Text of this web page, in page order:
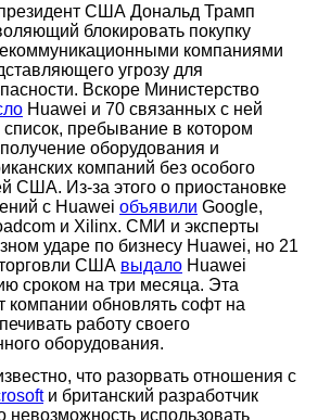
США Дональд Трамп
блокировать покупку
компаниями
угрозу для
Вскоре Министерство
Huawei и 70 связанных с ней
пребывание в котором
оборудования и
компаний без особого
США. Из-за этого о приостановке
с Huawei объявили Google,
и Xilinx. СМИ и эксперты
ударе по бизнесу Huawei, но 21
США выдало Huawei
сроком на три месяца. Эта
компании обновлять софт на
работу своего
оборудования.
что разорвать отношения с
и британский разработчик
невозможность использовать